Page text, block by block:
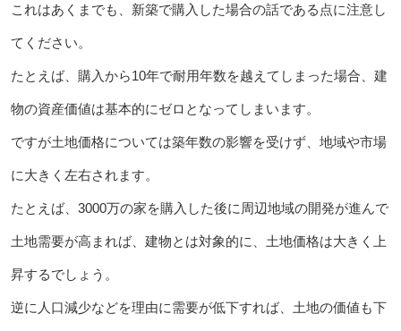
これはあくまでも、新築で購入した場合の話である点に注意し
てください。
たとえば、購入から10年で耐用年数を越えてしまった場合、建
物の資産価値は基本的にゼロとなってしまいます。
ですが土地価格については築年数の影響を受けず、地域や市場
に大きく左右されます。
たとえば、3000万の家を購入した後に周辺地域の開発が進んで
土地需要が高まれば、建物とは対象的に、土地価格は大きく上
昇するでしょう。
逆に人口減少などを理由に需要が低下すれば、土地の価値も下